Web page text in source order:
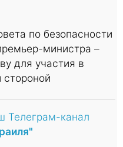
по безопасности
министра –
для участия в
стороной
Телеграм-канал